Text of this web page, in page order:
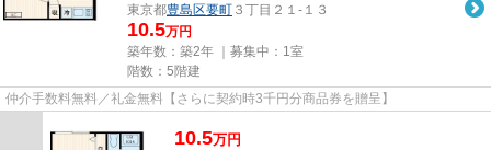
東京都豊島区要町 ３丁目２１-１３
10.5万円
築年数：築2年 ｜募集中： 1室
階数：5階建
仲介手数料無料／礼金無料【さらに契約時3千円分商品券を贈呈】
10.5万円